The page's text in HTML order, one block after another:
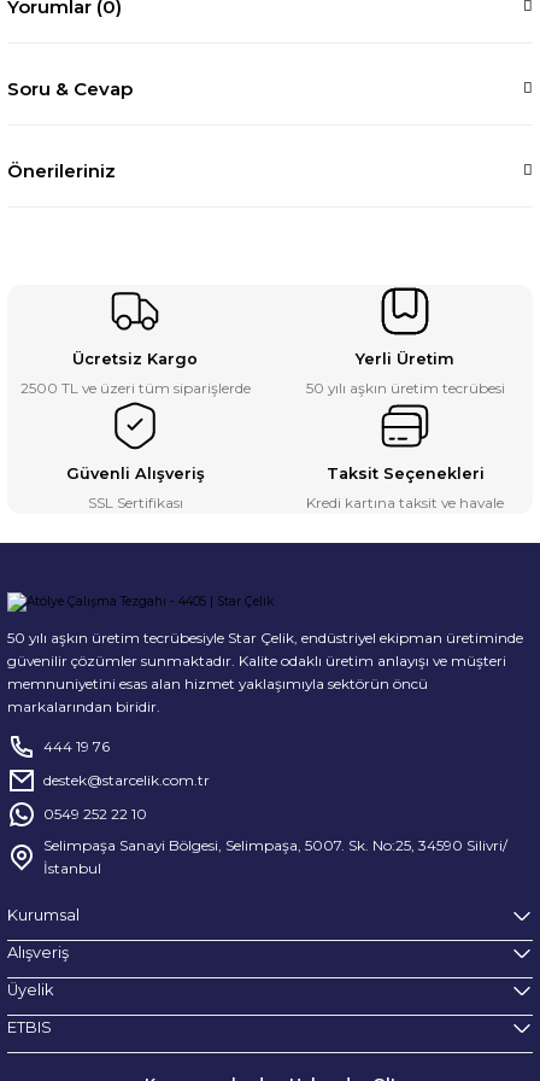
Yorumlar (0)
Soru & Cevap
Önerileriniz
Ücretsiz Kargo
2500 TL ve üzeri tüm siparişlerde
Yerli Üretim
50 yılı aşkın üretim tecrübesi
Güvenli Alışveriş
SSL Sertifikası
Taksit Seçenekleri
Kredi kartına taksit ve havale
50 yılı aşkın üretim tecrübesiyle Star Çelik, endüstriyel ekipman üretiminde
güvenilir çözümler sunmaktadır. Kalite odaklı üretim anlayışı ve müşteri
memnuniyetini esas alan hizmet yaklaşımıyla sektörün öncü
markalarından biridir.
444 19 76
destek@starcelik.com.tr
0549 252 22 10
Selimpaşa Sanayi Bölgesi, Selimpaşa, 5007. Sk. No:25, 34590 Silivri/
İstanbul
Kurumsal
Alışveriş
Üyelik
ETBIS